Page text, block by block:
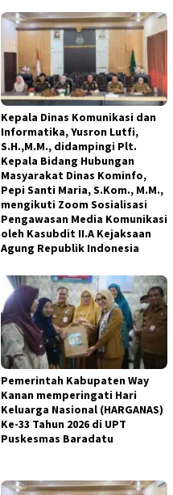
Kepala Dinas Komunikasi dan
Informatika, Yusron Lutfi,
S.H.,M.M., didampingi Plt.
Kepala Bidang Hubungan
Masyarakat Dinas Kominfo,
Pepi Santi Maria, S.Kom., M.M.,
mengikuti Zoom Sosialisasi
Pengawasan Media Komunikasi
oleh Kasubdit II.A Kejaksaan
Agung Republik Indonesia
Pemerintah Kabupaten Way
Kanan memperingati Hari
Keluarga Nasional (HARGANAS)
Ke-33 Tahun 2026 di UPT
Puskesmas Baradatu